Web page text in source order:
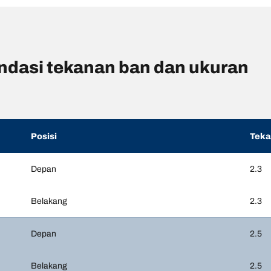
tekanan ban dan ukuran
Posisi
Depan 2.3
Belakang 2.3
Depan 2.5
Belakang 2.5